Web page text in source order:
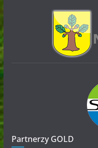
Partnerzy GOLD